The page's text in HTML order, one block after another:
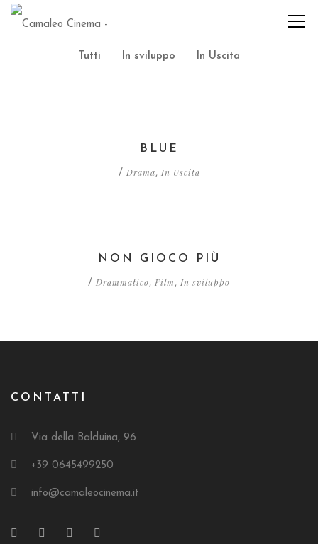
Tutti In sviluppo In Uscita
BLUE
/ Drama, In Uscita
NON GIOCO PIÙ
/ Drammatico, Film, In sviluppo
CONTATTI
Via della Balduina, 96
+39 0645499250
info@camaleocinema.it